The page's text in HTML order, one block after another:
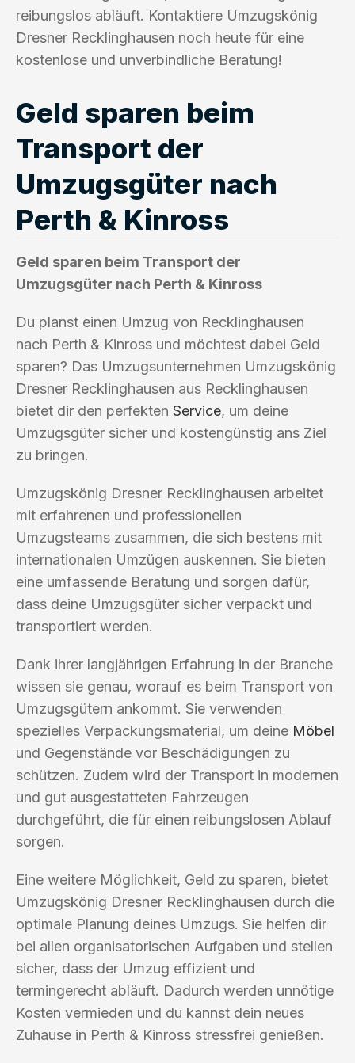
reibungslos abläuft. Kontaktiere Umzugskönig
Dresner Recklinghausen noch heute für eine
kostenlose und unverbindliche Beratung!
Geld sparen beim
Transport der
Umzugsgüter nach
Perth & Kinross
Geld sparen beim Transport der
Umzugsgüter nach Perth & Kinross
Du planst einen Umzug von Recklinghausen
nach Perth & Kinross und möchtest dabei Geld
sparen? Das Umzugsunternehmen Umzugskönig
Dresner Recklinghausen aus Recklinghausen
bietet dir den perfekten Service, um deine
Umzugsgüter sicher und kostengünstig ans Ziel
zu bringen.
Umzugskönig Dresner Recklinghausen arbeitet
mit erfahrenen und professionellen
Umzugsteams zusammen, die sich bestens mit
internationalen Umzügen auskennen. Sie bieten
eine umfassende Beratung und sorgen dafür,
dass deine Umzugsgüter sicher verpackt und
transportiert werden.
Dank ihrer langjährigen Erfahrung in der Branche
wissen sie genau, worauf es beim Transport von
Umzugsgütern ankommt. Sie verwenden
spezielles Verpackungsmaterial, um deine Möbel
und Gegenstände vor Beschädigungen zu
schützen. Zudem wird der Transport in modernen
und gut ausgestatteten Fahrzeugen
durchgeführt, die für einen reibungslosen Ablauf
sorgen.
Eine weitere Möglichkeit, Geld zu sparen, bietet
Umzugskönig Dresner Recklinghausen durch die
optimale Planung deines Umzugs. Sie helfen dir
bei allen organisatorischen Aufgaben und stellen
sicher, dass der Umzug effizient und
termingerecht abläuft. Dadurch werden unnötige
Kosten vermieden und du kannst dein neues
Zuhause in Perth & Kinross stressfrei genießen.